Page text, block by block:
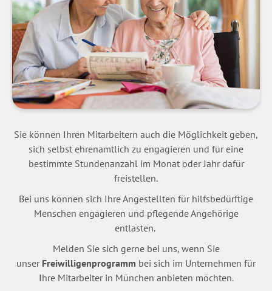
Sie können Ihren Mitarbeitern auch die Möglichkeit geben,
sich selbst ehrenamtlich zu engagieren und für eine
bestimmte Stundenanzahl im Monat oder Jahr dafür
freistellen.
Bei uns können sich Ihre Angestellten für hilfsbedürftige
Menschen engagieren und pflegende Angehörige
entlasten.
Melden Sie sich gerne bei uns, wenn Sie
unser Freiwilligenprogramm bei sich im Unternehmen für
Ihre Mitarbeiter in München anbieten möchten.